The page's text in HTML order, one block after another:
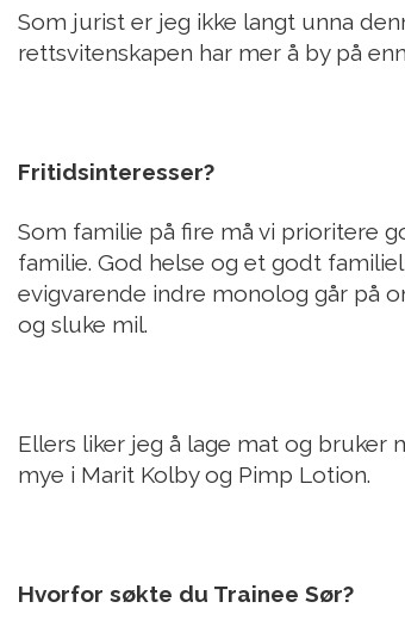
Som jurist er jeg ikke langt unna
rettsvitenskapen har mer å by på
Fritidsinteresser?
Som familie på fire må vi prioritere
familie. God helse og et godt
evigvarende indre monolog går på
og sluke mil.
Ellers liker jeg å lage mat og bruker
mye i Marit Kolby og Pimp Lotion.
Hvorfor søkte du Trainee Sør?